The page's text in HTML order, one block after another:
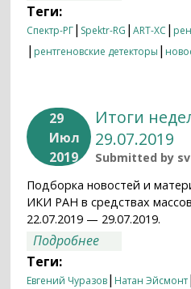
Теги:
Спектр-РГ| Spektr-RG |ART-XC |
| рентгеновские детекторы |
29
Июл
2019
Итоги
29.07.2019
Submitted by sv
Подборка новостей и
ИКИ РАН в средствах
22.07.2019 — 29.07.2019.
Подробнее
Теги:
Евгений Чуразов| Натан Эйсмонт|